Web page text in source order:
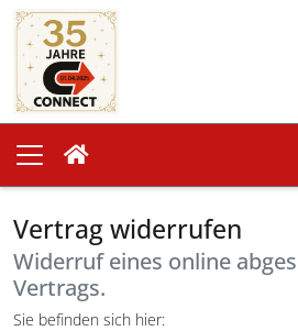
Vertrag widerrufen
Widerruf eines online
Vertrags.
Sie befinden sich hier: